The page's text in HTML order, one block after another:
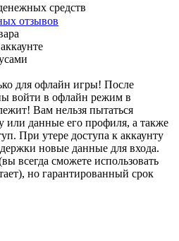
средств
отзывов
для офлайн игры! После
войти в офлайн режим в
Вам нельзя пытаться
или данные его профиля, а также
При утере доступа к аккаунту
новые данные для входа.
всегда сможете использовать
но гарантированный срок